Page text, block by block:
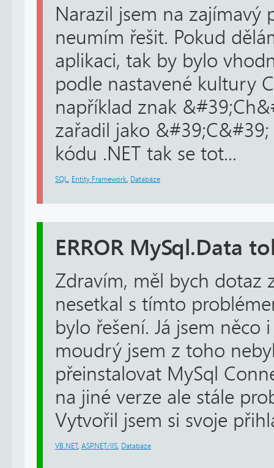
Narazil jsem na zajímavý
neumím řešit. Pokud
aplikaci, tak by bylo
podle nastavené kultury
například znak
zařadil jako
kódu .NET tak se tot...
SQL Entity Framework Databáze
ERROR MySql.Data
Zdravím, měl bych dotaz
nesetkal s tímto
bylo řešení. Já jsem něco
moudrý jsem z toho
přeinstalovat MySql
na jiné verze ale stále
Vytvořil jsem si svoje
VB.NET, ASP.NET/IIS Databáze